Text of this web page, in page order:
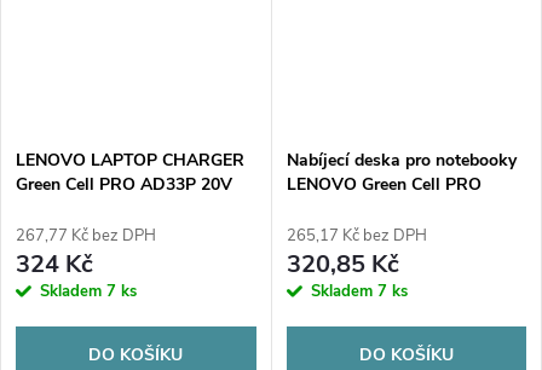
LENOVO LAPTOP CHARGER
Green Cell PRO AD33P 20V
267,77 Kč bez DPH
324 Kč
Skladem 7 ks
DO KOŠÍKU
Nabíjecí deska pro notebooky
LENOVO Green Cell PRO
Tip
265,17 Kč bez DPH
320,85 Kč
Skladem 7 ks
DO KOŠÍKU